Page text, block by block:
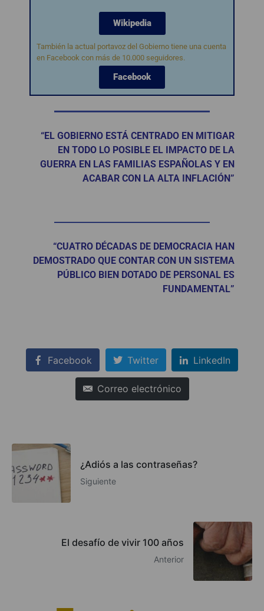
Wikipedia
También la actual portavoz del Gobierno tiene una cuenta
en Facebook con más de 10.000 seguidores.
Facebook
“EL GOBIERNO ESTÁ CENTRADO EN MITIGAR
EN TODO LO POSIBLE EL IMPACTO DE LA
GUERRA EN LAS FAMILIAS ESPAÑOLAS Y EN
ACABAR CON LA ALTA INFLACIÓN”
“CUATRO DÉCADAS DE DEMOCRACIA HAN
DEMOSTRADO QUE CONTAR CON UN SISTEMA
PÚBLICO BIEN DOTADO DE PERSONAL ES
FUNDAMENTAL”
Facebook Twitter LinkedIn
Correo electrónico
¿Adiós a las contraseñas?
Siguiente
El desafío de vivir 100 años
Anterior